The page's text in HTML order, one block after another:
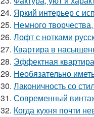
24. Яркий интерьер с
25. Немного
26. Лофт с нотками
27. Квартира в
28. Эффектная
29. Необязательно
30. Лаконичность со
31. Современный
32. Когда кухня почти